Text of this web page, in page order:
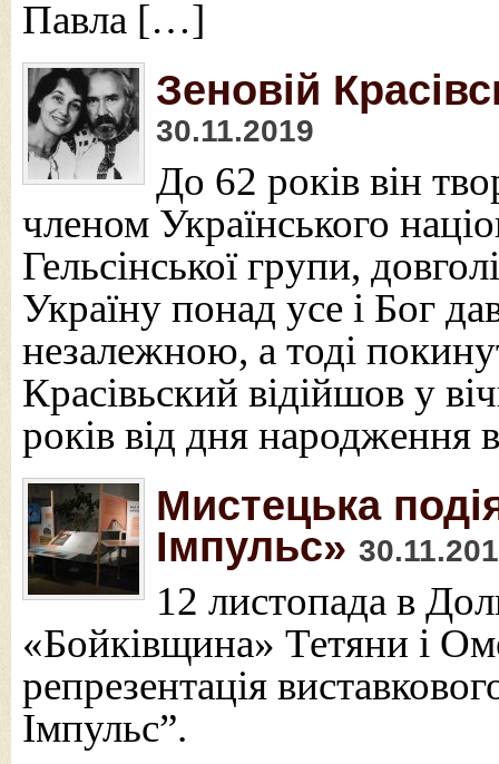
Павла […]
Зеновій
30.11.2019
До 62 років він
членом Українського
Гельсінської групи,
Україну понад усе і Бог
незалежною, а тоді
Красівьский відійшов у
років від дня
Мистецька
Імпульс»
12 листопада в
«Бойківщина» Тетяни і
репрезентація
Імпульс”.